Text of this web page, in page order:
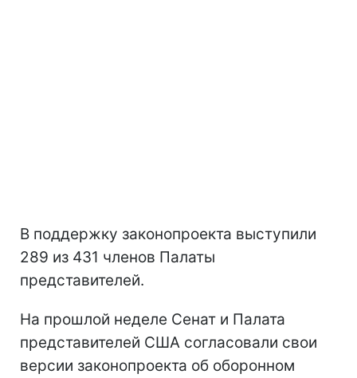
В поддержку законопроекта выступили
289 из 431 членов Палаты
представителей.
На прошлой неделе Сенат и Палата
представителей США согласовали свои
версии законопроекта об оборонном